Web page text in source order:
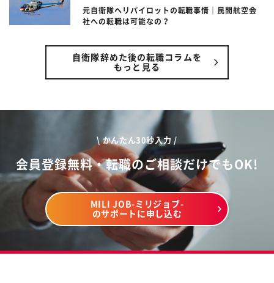
元自衛隊ヘリパイロットの転職事情｜民間航空会
社への転職は可能なの？
自衛隊辞めた後の転職コラムを
もっと見る
\ かんたん30秒入力 /
会員登録無料・転職のご相談だけでもOK!
MILI JOB-ミリジョブ-
のサポートに申し込む